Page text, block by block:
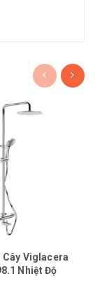
Cây Viglacera
Nhiệt Độ